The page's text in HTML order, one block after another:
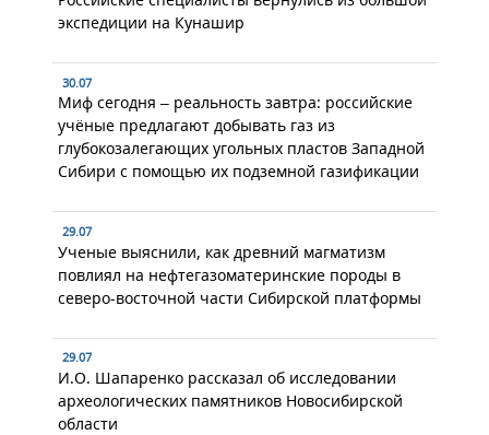
экспедиции на Кунашир
30.07
Миф сегодня – реальность завтра: российские
учёные предлагают добывать газ из
глубокозалегающих угольных пластов Западной
Сибири с помощью их подземной газификации
29.07
Ученые выяснили, как древний магматизм
повлиял на нефтегазоматеринские породы в
северо-восточной части Сибирской платформы
29.07
И.О. Шапаренко рассказал об исследовании
археологических памятников Новосибирской
области